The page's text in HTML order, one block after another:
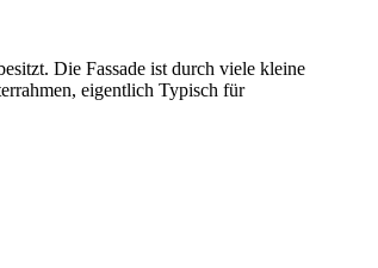
Die Fassade ist durch viele kleine
eigentlich Typisch für